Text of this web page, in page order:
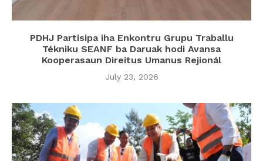
PDHJ Partisipa iha Enkontru Grupu Traballu
Tékniku SEANF ba Daruak hodi Avansa
Kooperasaun Direitus Umanus Rejionál
July 23, 2026